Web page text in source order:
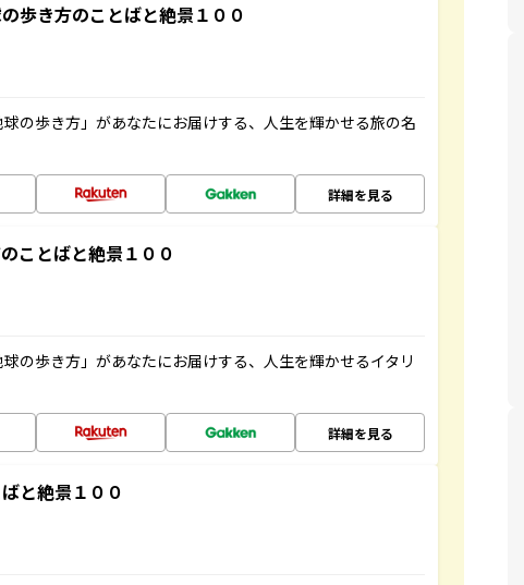
歩き方のことばと絶景１００
の歩き方」があなたにお届けする、人生を輝かせる旅の名
詳細を見る
ことばと絶景１００
の歩き方」があなたにお届けする、人生を輝かせるイタリ
詳細を見る
と絶景１００